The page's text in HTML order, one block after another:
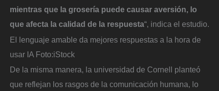
mientras que la grosería puede causar aversión, lo
que afecta la calidad de la respuesta“, indica el estudio.
El lenguaje amable da mejores respuestas a la hora de
usar IA Foto:iStock
De la misma manera, la universidad de Cornell planteó
que reflejan los rasgos de la comunicación humana, lo